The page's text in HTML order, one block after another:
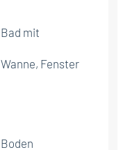
Bad mit
Wanne, Fenster
Boden